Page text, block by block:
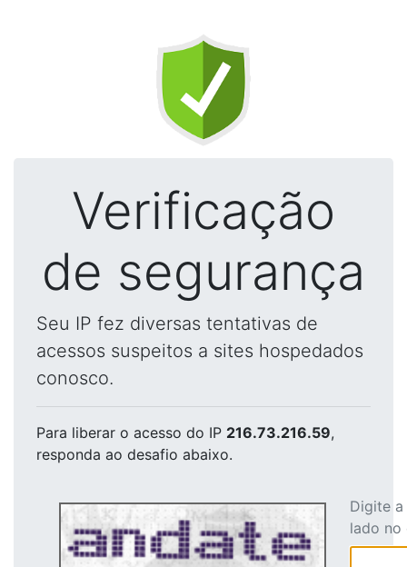
Verificação
de segurança
Seu IP fez diversas tentativas de
acessos suspeitos a sites hospedados
conosco.
Para liberar o acesso do IP 216.73.216.59,
responda ao desafio abaixo.
Digite
lado no